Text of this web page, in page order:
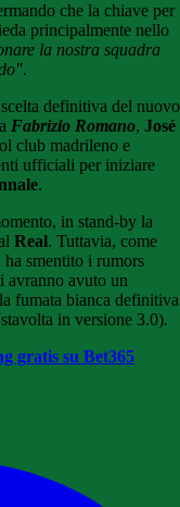
che la chiave per
principalmente nello
la nostra squadra
.
definitiva del nuovo
Fabrizio Romano, José
club madrileno e
ufficiali per iniziare
.
in stand-by la
Real. Tuttavia, come
smentito i rumors
avranno avuto un
fumata bianca definitiva
in versione 3.0).
gratis su Bet365